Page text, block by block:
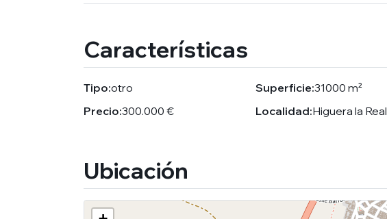
Características
Tipo:otro Superficie:31000 m²
Precio:300.000 € Localidad:Higuera la Real
Ubicación